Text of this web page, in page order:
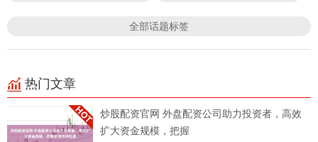
全部话题标签
热门文章
炒股配资官网 外盘配资公司助力投资者，高效
扩大资金规模，把握